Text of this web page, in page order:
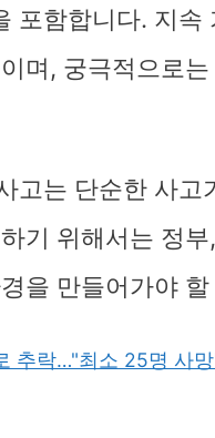
포함합니다. 지속
며, 궁극적으로
고는 단순한 사고
기 위해서는 정
을 만들어가야
추락…"최소 25명 사